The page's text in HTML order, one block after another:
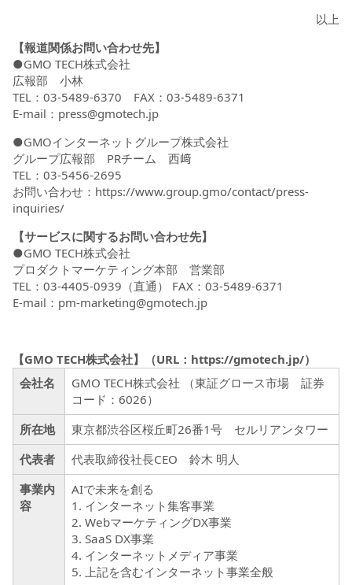
以上
【報道関係お問い合わせ先】
●GMO TECH株式会社
広報部 小林
TEL：03-5489-6370 FAX：03-5489-6371
E-mail：press@gmotech.jp
●GMOインターネットグループ株式会社
グループ広報部 PRチーム 西﨑
TEL：03-5456-2695
お問い合わせ： https://www.group.gmo/contact/press-
inquiries/
【サービスに関するお問い合わせ先】
●GMO TECH株式会社
プロダクトマーケティング本部 営業部
TEL：03-4405-0939（直通） FAX：03-5489-6371
E-mail：pm-marketing@gmotech.jp
【GMO TECH株式会社】（URL： https://gmotech.jp/）
会社名
GMO TECH株式会社 （東証グロース市場 証券
コード：6026）
所在地
東京都渋谷区桜丘町26番1号 セルリアンタワー
代表者
代表取締役社長CEO 鈴木 明人
事業内
容
AIで未来を創る
1. インターネット集客事業
2. WebマーケティングDX事業
3. SaaS DX事業
4. インターネットメディア事業
5. 上記を含むインターネット事業全般